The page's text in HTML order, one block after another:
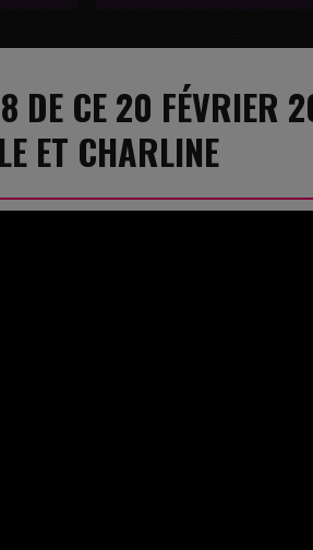
DE CE 20 FÉVRIER
ET CHARLINE
" C'EST